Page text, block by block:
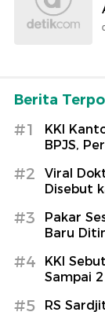
Berita
#1
KKI
BPJS,
#2
Viral
Disebut
#3
Pakar
Baru
#4
KKI
Sampai
#5
RS